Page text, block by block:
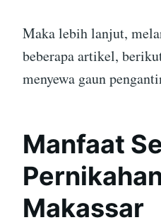
Maka lebih lanjut,
beberapa artikel,
menyewa gaun
Manfaat
Makassar